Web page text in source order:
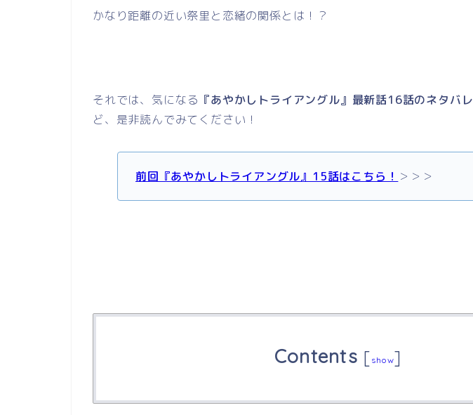
かなり距離の近い祭里と恋緒の関係とは！？
それでは、気になる 『あやかしトライアングル』最新話16話のネタバレ
ど、是非読んでみてください！
前回『あやかしトライアングル』15話はこちら！ ＞＞＞
Contents [ show]